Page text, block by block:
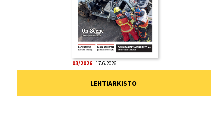
03/2026 17.6.2026
LEHTIARKISTO